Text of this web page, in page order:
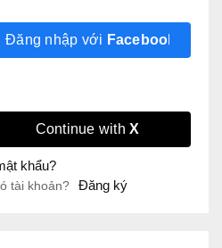
Đăng nhập với Facebook
Continue withX
khẩu?
tài khoản? Đăng ký